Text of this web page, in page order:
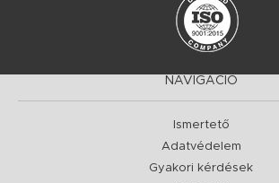
NAVIGÁCIÓ
Ismertető
Adatvédelem
Gyakori kérdések